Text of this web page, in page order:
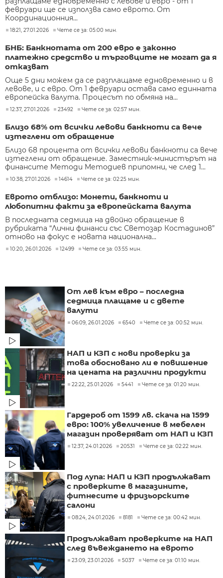
февруари ще се използва само еврото. От
Координационния...
18:21, 27.01.2026 Чете се за: 05:00 мин.
БНБ: Банкнотата от 200 евро е законно
платежно средство и търговците не могат да я
отказват
Още 5 дни можем да се разплащаме едновременно и в
левове, и с евро. От 1 февруари остава само единната
европейска валута. Процесът по обмяна на...
12:37, 27.01.2026 23492 Чете се за: 02:57 мин.
Близо 68% от всички левови банкноти са вече
изтеглени от обращение
Близо 68 процента от всички левови банкноти са вече
изтеглени от обращение. Заместник-министърът на
финансите Методи Методиев припомни, че след 1...
10:38, 27.01.2026 14614 Чете се за: 02:25 мин.
Еврото отблизо: Монети, банкноти и
любопитни факти за европейската валута
В последната седмица на двойно обращение в
рубриката “Лични финанси със Светозар Костадинов”
отново на фокус е новата национална...
10:20, 26.01.2026 12499 Чете се за: 03:55 мин.
От лев към евро – последна
седмица плащаме и с двете
валути
06:09, 26.01.2026 6540 Чете се за: 00:52 мин.
НАП и КЗП с нови проверки за
това обосновано ли е повишение
на цената на различни продукти
22:22, 25.01.2026 5441 Чете се за: 01:20 мин.
Гардероб от 1599 лв. скача на 1599
евро: 100% увеличение в мебелен
магазин проверяват от НАП и КЗП
12:37, 24.01.2026 20531 Чете се за: 02:22 мин.
Под лупа: НАП и КЗП продължават
с проверките в магазините,
фитнесите и фризьорските
салони
08:24, 24.01.2026 8181 Чете се за: 00:42 мин.
Продължават проверките на НАП
след въвеждането на еврото
23:09, 23.01.2026 5037 Чете се за: 01:10 мин.